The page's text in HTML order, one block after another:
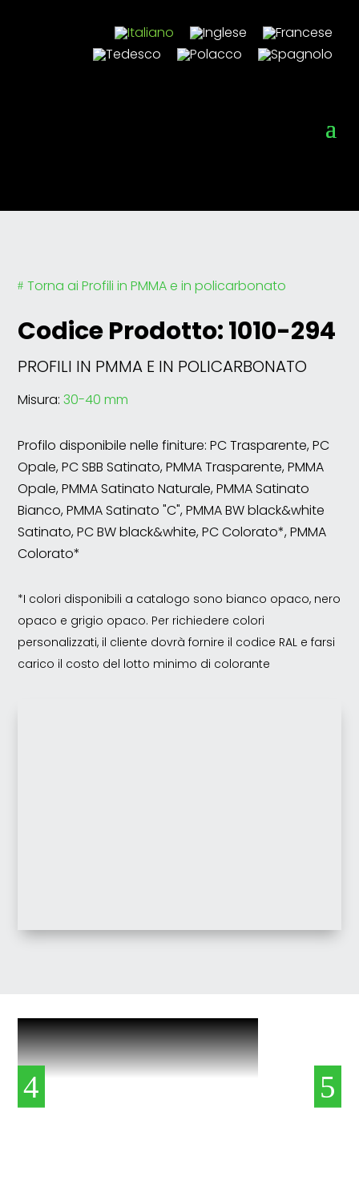
# Torna ai Profili in PMMA e in policarbonato
Codice Prodotto: 1010-294
PROFILI IN PMMA E IN POLICARBONATO
Misura:30-40 mm
Profilo disponibile nelle finiture: PC Trasparente, PC
Opale, PC SBB Satinato, PMMA Trasparente, PMMA
Opale, PMMA Satinato Naturale, PMMA Satinato
Bianco, PMMA Satinato "C", PMMA BW black&white
Satinato, PC BW black&white, PC Colorato*, PMMA
Colorato*
*I colori disponibili a catalogo sono bianco opaco, nero
opaco e grigio opaco. Per richiedere colori
personalizzati, il cliente dovrà fornire il codice RAL e farsi
carico il costo del lotto minimo di colorante